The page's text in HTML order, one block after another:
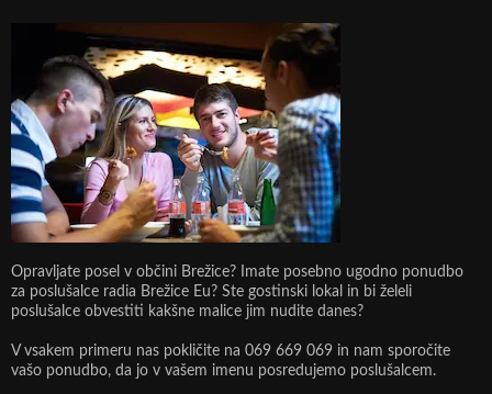
Opravljate posel v občini Brežice? Imate posebno ugodno ponudbo
za poslušalce radia Brežice Eu? Ste gostinski lokal in bi želeli
poslušalce obvestiti kakšne malice jim nudite danes?
V vsakem primeru nas pokličite na 069 669 069 in nam sporočite
vašo ponudbo, da jo v vašem imenu posredujemo poslušalcem.